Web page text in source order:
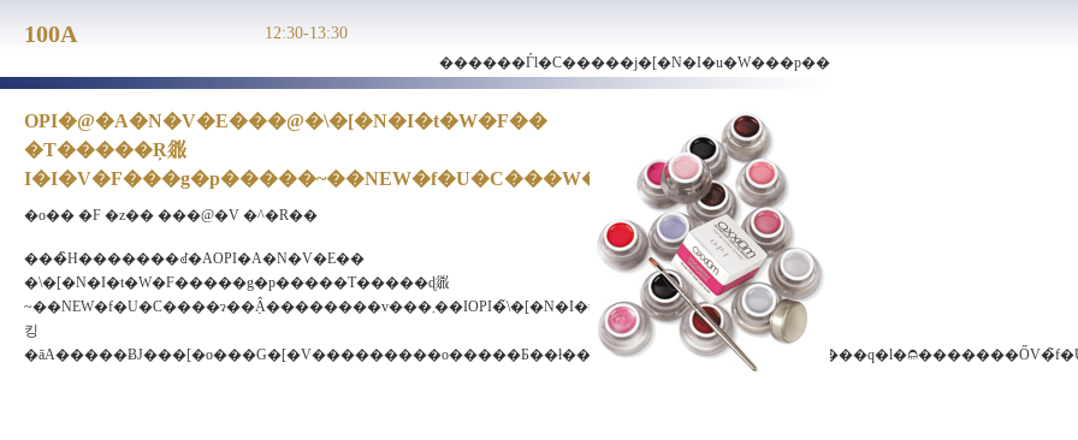
100A 12:30-13:30
������Ѓl�C�����j�[�N�I�u�W���p��
OPI�@�A�N�V�E���@�\�[�N�I�t�W�F��
�T�����Ŗ𗧂
I�I�V�F���g�p�����~��NEW�f�U�C���W�I�I
�o�� �F �z�� ���@�V �^�R��
���̏H�������ꂽ�AOPI�A�N�V�E��
�\�[�N�I�t�W�F�����g�p�����T�����ɖ𗧂
~��NEW�f�U�C����ɂ��݂Ȃ��������v���܂��IOPI�̃\�[�N�I�t�W�F���͐F��g�ݍ��
킹